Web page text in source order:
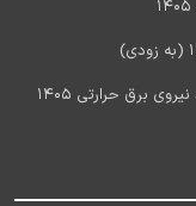
آخرین اخبار استخدام شرکت مادر تخصصی تولید نیروی برق حرارتی 1405